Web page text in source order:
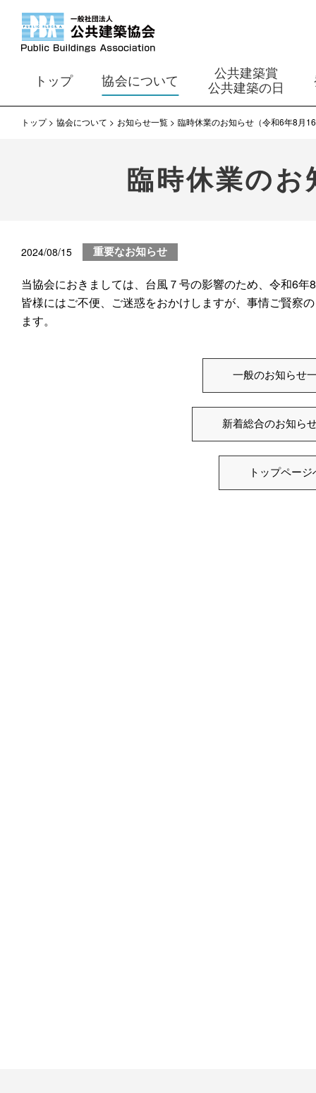
トップ 協会について
公共建築賞
公共建築の日
トップ 協会について お知らせ一覧 臨時休業のお知らせ（令和6年8月
臨時休業の
2024/08/15 重要なお知らせ
当協会におきましては、台風７号の影響のため、令和6
皆様にはご不便、ご迷惑をおかけしますが、事情ご賢察
ます。
一般のお知らせ
新着総合のお知ら
トップページ